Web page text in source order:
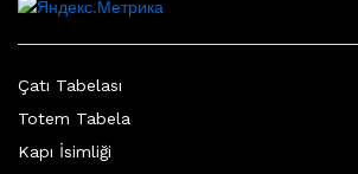
Çatı Tabelası
Totem Tabela
Kapı İsimliği